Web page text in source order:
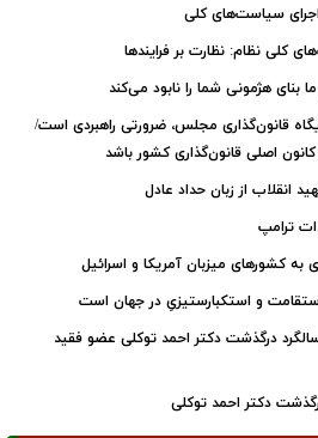
سیاست‌های کلی
کلی نظام: نظارت بر فرایندها
بنای هژمونی شما را نابود می‌کند
قانون‌گذاری مجلس، ضرورتی راهبردی است/
اصلی قانون‌گذاری کشور باشد
انقلاب از زبان حداد عادل
ترامپ
به کشورهای میزبان آمریکا و اسرائیل
و استکبارستیزیِ در جهان است
درگذشت دکتر احمد توکلی عضو فقید
دکتر احمد توکلی